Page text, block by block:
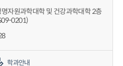
자원과학대학 및 건강과학대학 2층
0201)
학과안내